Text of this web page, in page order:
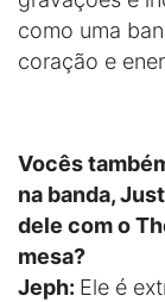
como uma
coração e
Vocês
na banda,
dele com o
mesa?
Jeph: Ele é